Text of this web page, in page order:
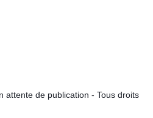
attente de publication - Tous droits